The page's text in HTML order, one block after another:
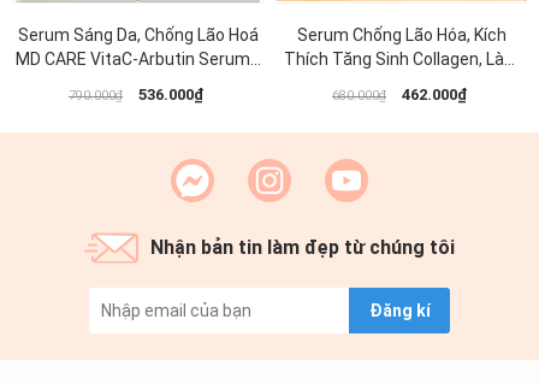
Serum Sáng Da, Chống Lão Hoá
MD CARE VitaC-Arbutin Serum -
30ml
790.000₫ 536.000₫
Serum Chống Lão Hóa, Kích
Thích Tăng Sinh Collagen, Làm
Peptide Serum 30ml
680.000₫ 462.000₫
Nhận bản tin làm đẹp từ chúng tôi
Đăng kí